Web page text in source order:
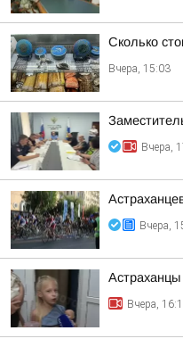
Сколько
Вчера, 15:03
Вчера,
Вчера,
Вчера,